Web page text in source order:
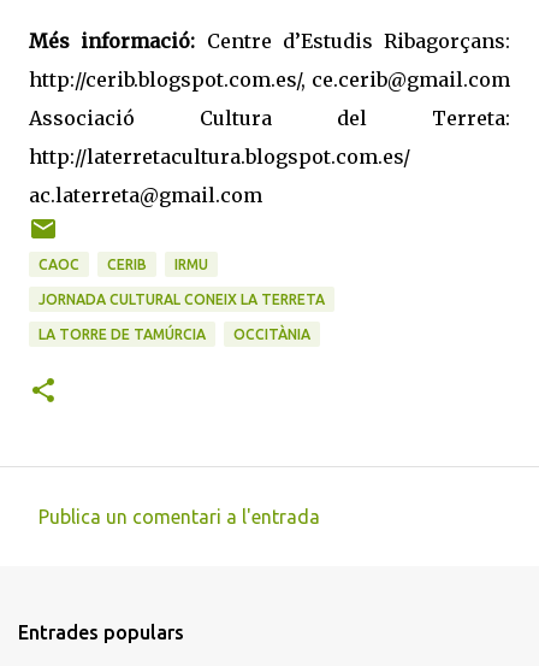
Més informació: Centre d’Estudis Ribagorçans:
http://cerib.blogspot.com.es/, ce.cerib@gmail.com
Associació Cultura del Terreta:
http://laterretacultura.blogspot.com.es/
ac.laterreta@gmail.com
CAOC CERIB IRMU
JORNADA CULTURAL CONEIX LA TERRETA
LA TORRE DE TAMÚRCIA OCCITÀNIA
e
Publica un comentari a l'entrada
Entrades populars